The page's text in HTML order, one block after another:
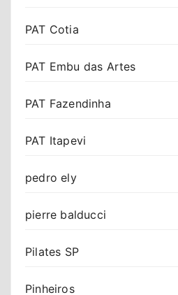
PAT Cotia
PAT Embu das Artes
PAT Fazendinha
PAT Itapevi
pedro ely
pierre balducci
Pilates SP
Pinheiros